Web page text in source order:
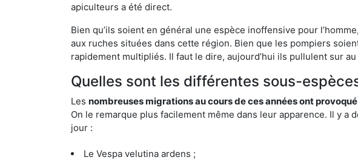
apiculteurs a été direct.
Bien qu’ils soient en général une espèce inoffensive pour
aux ruches situées dans cette région. Bien que les pompiers
rapidement multipliés. Il faut le dire, aujourd’hui ils pullulent sur
Quelles sont les différentes sous-
Les nombreuses migrations au cours de ces années ont
On le remarque plus facilement même dans leur apparence. Il y
jour :
Le Vespa velutina ardens ;